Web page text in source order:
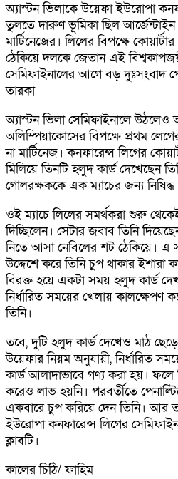
অ্যাস্টন ভিলাকে উয়েফা ইউরোপা
তুলতে দারুণ ভূমিকা ছিল
মার্টিনেজের। লিলের বিপক্ষে
ঠেকিয়ে দলকে জেতান এই
সেমিফাইনালের আগে বড় দুঃসংবাদ
তারকা
অ্যাস্টন ভিলা সেমিফাইনালে উঠলেও
অলিম্পিয়াকোসের বিপক্ষে প্রথম
না মার্টিনেজ। কনফারেন্স লিগের
মিলিয়ে তিনটি হলুদ কার্ড দেখেছেন
গোলরক্ষককে এক ম্যাচের জন্য
ওই ম্যাচে লিলের সমর্থকরা শুরু
দিচ্ছিলেন। সেটার জবাব তিনি
নিতে আসা নেবিলের শট ঠেকিয়ে। এ
উদ্দেশে করে তিনি চুপ থাকার
বিরক্ত হয়ে একটা সময় হলুদ কার্ড
নির্ধারিত সময়ের খেলায় কালক্ষেপণ
তিনি।
তবে, দুটি হলুদ কার্ড দেখেও মাঠ
উয়েফার নিয়ম অনুযায়ী, নির্ধারিত
কার্ড আলাদাভাবে গণ্য করা হয়।
করেও লাভ হয়নি। পরবর্তীতে
একবারে চুপ করিয়ে দেন তিনি। আর
ইউরোপা কনফারেন্স লিগের
ক্লাবটি।
কালের চিঠি/ ফাহিম